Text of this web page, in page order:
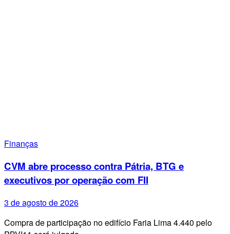
Finanças
CVM abre processo contra Pátria, BTG e
executivos por operação com FII
3 de agosto de 2026
Compra de participação no edifício Faria Lima 4.440 pelo